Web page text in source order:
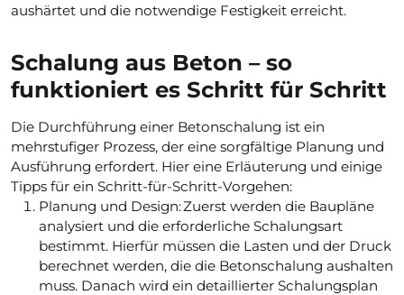
aushärtet und die notwendige Festigkeit erreicht.
Schalung aus Beton – so
funktioniert es Schritt für Schritt
Die Durchführung einer Betonschalung ist ein
mehrstufiger Prozess, der eine sorgfältige Planung und
Ausführung erfordert. Hier eine Erläuterung und einige
Tipps für ein Schritt-für-Schritt-Vorgehen:
Planung und Design: Zuerst werden die Baupläne
analysiert und die erforderliche Schalungsart
bestimmt. Hierfür müssen die Lasten und der Druck
berechnet werden, die die Betonschalung aushalten
muss. Danach wird ein detaillierter Schalungsplan